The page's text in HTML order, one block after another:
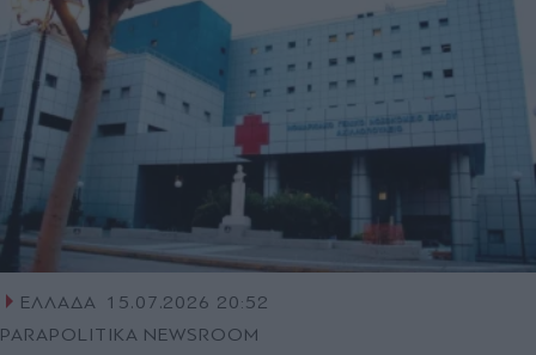
ΕΛΛΑΔΑ 15.07.2026 20:52
PARAPOLITIKA NEWSROOM